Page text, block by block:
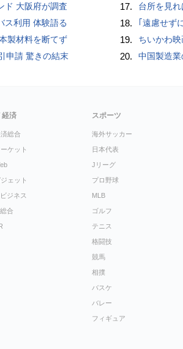
ド 大阪府が調査
ス利用 体験語る
製材料を断てず
申請 驚きの結末
17. 台所を見れば認知症の予
18. ｢遠慮せずに何でも言って
19. ちいかわ
20. 中国製造
経済
総合
ケット
ェット
ジネス
合
スポーツ
海外サッカー
日本代表
Jリーグ
プロ野球
MLB
ゴルフ
テニス
格闘技
競馬
相撲
バスケ
バレー
フィギュア